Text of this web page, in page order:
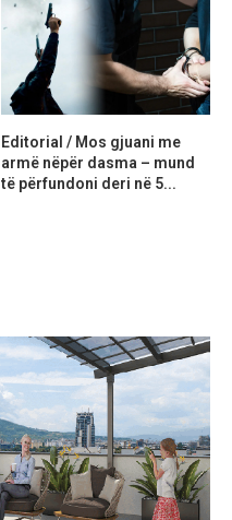
Editorial / Mos gjuani me
armë nëpër dasma – mund
të përfundoni deri në 5...